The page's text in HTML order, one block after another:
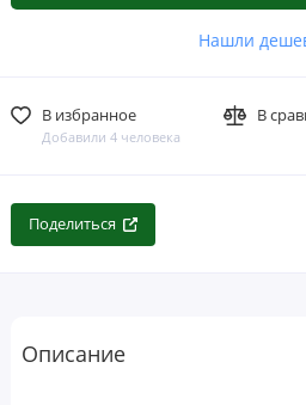
Нашли
В избранное
Добавили 4 человека
В
Поделиться
Описание